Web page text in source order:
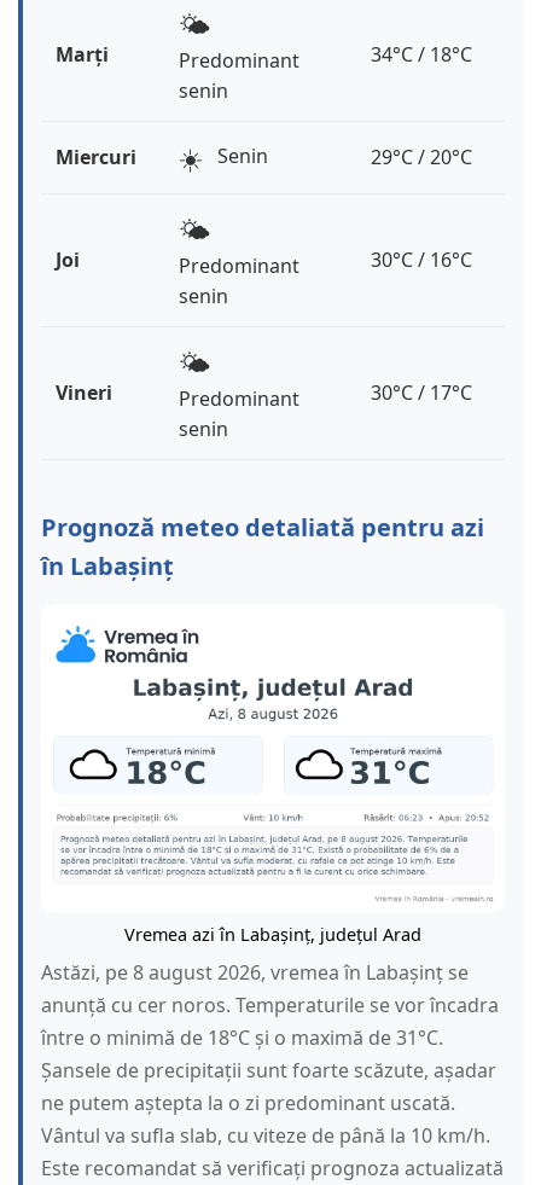
Marți
🌤️
Predominant
senin
34°C / 18°C
Miercuri ☀️ Senin 29°C / 20°C
Joi
🌤️
Predominant
senin
30°C / 16°C
Vineri
🌤️
Predominant
senin
30°C / 17°C
Prognoză meteo detaliată pentru azi
în Labașinț
Vremea azi în Labașinț, județul Arad
Astăzi, pe 8 august 2026, vremea în Labașinț se
anunță cu cer noros. Temperaturile se vor încadra
între o minimă de 18°C și o maximă de 31°C.
Șansele de precipitații sunt foarte scăzute, așadar
ne putem aștepta la o zi predominant uscată.
Vântul va sufla slab, cu viteze de până la 10 km/h.
Este recomandat să verificați prognoza actualizată